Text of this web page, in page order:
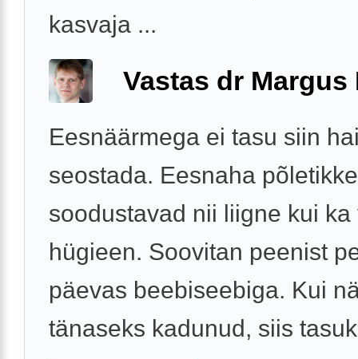
kasvaja ...
Vastas dr Margus
Eesnäärmega ei tasu siin
seostada. Eesnaha põletikke
soodustavad nii liigne kui ka
hügieen. Soovitan peenist
päevas beebiseebiga. Kui
tänaseks kadunud, siis